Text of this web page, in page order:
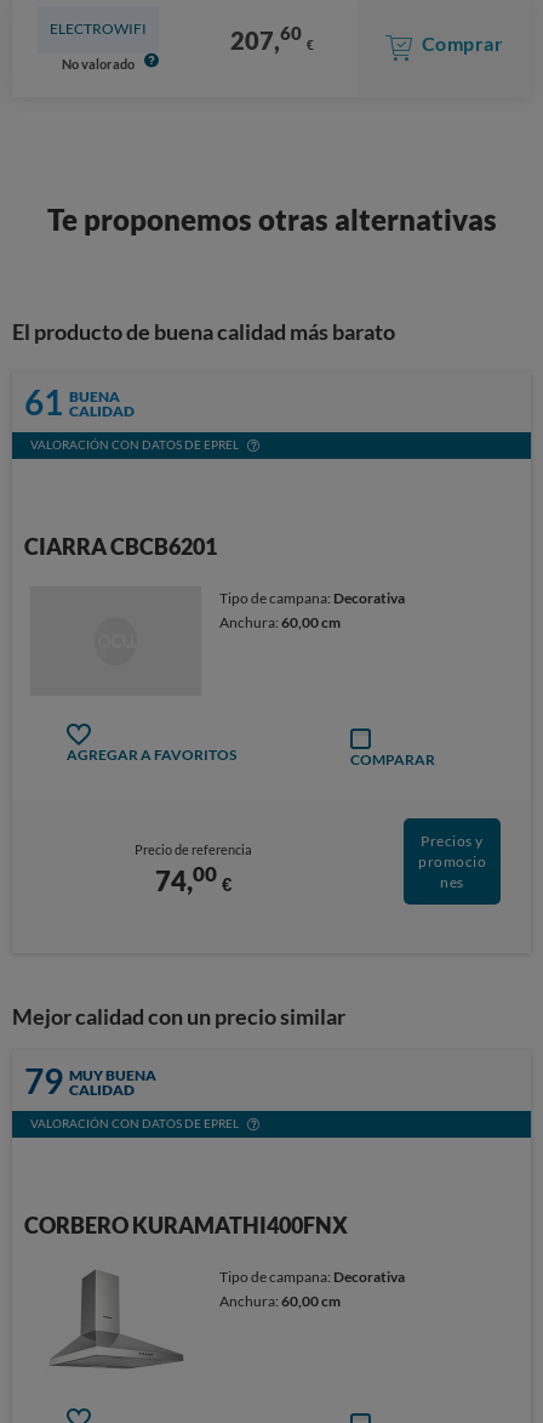
ELECTROWIFI
No valorado
207,60 € Comprar
Te proponemos otras alternativas
El producto de buena calidad más barato
61 BUENA
CALIDAD
VALORACIÓN CON DATOS DE EPREL
CIARRA CBCB6201
Tipo de campana: Decorativa
Anchura:60,00 cm
AGREGAR A FAVORITOS COMPARAR
Precio de referencia
74,00 €
Precios y
promocio
nes
Mejor calidad con un precio similar
79 MUY BUENA
CALIDAD
VALORACIÓN CON DATOS DE EPREL
CORBERO KURAMATHI400FNX
Tipo de campana: Decorativa
Anchura:60,00 cm